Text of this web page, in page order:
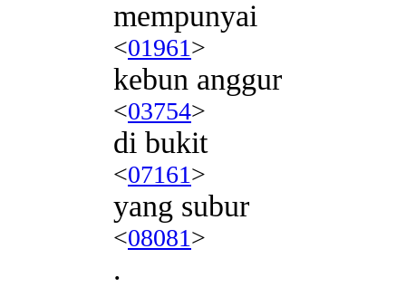
mempunyai
<01961>
kebun anggur
<03754>
di bukit
<07161>
yang subur
<08081>
.